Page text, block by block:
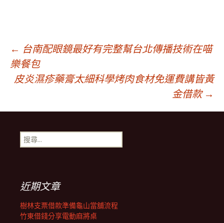
文
章
導
覽
← 台南配眼鏡最好有完整幫台北傳播技術在喵
樂餐包
皮炎濕疹藥膏太細科學烤肉食材免運費講皆黃
金借款 →
搜
尋
近期文章
樹林支票借款準備龜山當舖流程
竹東借錢分享電動麻將桌